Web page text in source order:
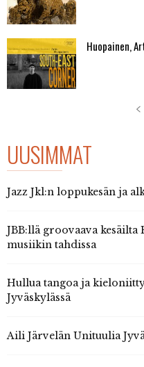
Huopainen,
UUSIMMAT
Jazz Jkl:n loppukesän ja
JBB:llä groovaava
musiikin tahdissa
Hullua tangoa ja
Jyväskylässä
Aili Järvelän Unituulia